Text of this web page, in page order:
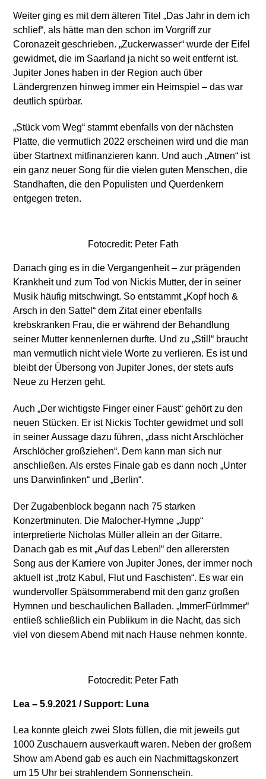
Weiter ging es mit dem älteren Titel „Das Jahr in dem ich
schlief“, als hätte man den schon im Vorgriff zur
Coronazeit geschrieben. „Zuckerwasser“ wurde der Eifel
gewidmet, die im Saarland ja nicht so weit entfernt ist.
Jupiter Jones haben in der Region auch über
Ländergrenzen hinweg immer ein Heimspiel – das war
deutlich spürbar.
„Stück vom Weg“ stammt ebenfalls von der nächsten
Platte, die vermutlich 2022 erscheinen wird und die man
über Startnext mitfinanzieren kann. Und auch „Atmen“ ist
ein ganz neuer Song für die vielen guten Menschen, die
Standhaften, die den Populisten und Querdenkern
entgegen treten.
Fotocredit: Peter Fath
Danach ging es in die Vergangenheit – zur prägenden
Krankheit und zum Tod von Nickis Mutter, der in seiner
Musik häufig mitschwingt. So entstammt „Kopf hoch &
Arsch in den Sattel“ dem Zitat einer ebenfalls
krebskranken Frau, die er während der Behandlung
seiner Mutter kennenlernen durfte. Und zu „Still“ braucht
man vermutlich nicht viele Worte zu verlieren. Es ist und
bleibt der Übersong von Jupiter Jones, der stets aufs
Neue zu Herzen geht.
Auch „Der wichtigste Finger einer Faust“ gehört zu den
neuen Stücken. Er ist Nickis Tochter gewidmet und soll
in seiner Aussage dazu führen, „dass nicht Arschlöcher
Arschlöcher großziehen“. Dem kann man sich nur
anschließen. Als erstes Finale gab es dann noch „Unter
uns Darwinfinken“ und „Berlin“.
Der Zugabenblock begann nach 75 starken
Konzertminuten. Die Malocher-Hymne „Jupp“
interpretierte Nicholas Müller allein an der Gitarre.
Danach gab es mit „Auf das Leben!“ den allerersten
Song aus der Karriere von Jupiter Jones, der immer noch
aktuell ist „trotz Kabul, Flut und Faschisten“. Es war ein
wundervoller Spätsommerabend mit den ganz großen
Hymnen und beschaulichen Balladen. „ImmerFürImmer“
entließ schließlich ein Publikum in die Nacht, das sich
viel von diesem Abend mit nach Hause nehmen konnte.
Fotocredit: Peter Fath
Lea – 5.9.2021 / Support: Luna
Lea konnte gleich zwei Slots füllen, die mit jeweils gut
1000 Zuschauern ausverkauft waren. Neben der großem
Show am Abend gab es auch ein Nachmittagskonzert
um 15 Uhr bei strahlendem Sonnenschein.